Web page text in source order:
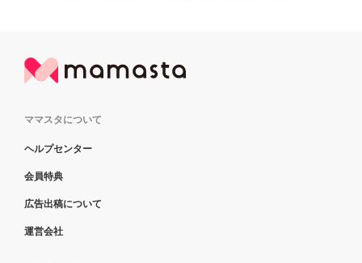
ママスタについて
ヘルプセンター
会員特典
広告出稿について
運営会社